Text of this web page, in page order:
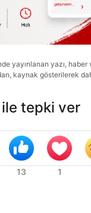
yayınlanan yazı,
kaynak gösterilerek
tepki ver